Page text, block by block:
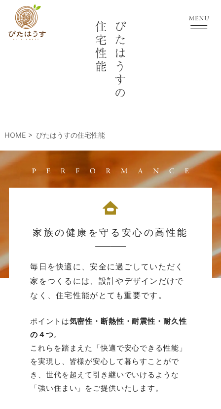
HOME ぴたはうすの住宅性能
家族の健康を守る安心の高性能
毎日を快適に、安全に過ごしていただく
家をつくるには、 設計やデザインだけで
なく、住宅性能がとても重要です。
ポイントは気密性・断熱性・耐震性・耐久性
の４つ。
これらを踏まえた「快適で安心できる性能」
を実現し、 皆様が安心して暮らすことがで
き、世代を超えて引き継いでいけるような
「強い住まい」をご提供いたします。